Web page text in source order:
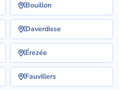
Bouillon
Daverdisse
Érezée
Fauvillers